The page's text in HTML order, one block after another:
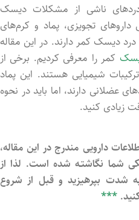
ناشی از مشکلات دیسک
تجویزی، پماد و کرم‌های
دیسک کمر دارند. در این مقاله
کمر را معرفی کردیم. برخی از
شیمیایی هستند. این پماد
عضلانی دارند، اما باید در نحوه
زیادی کنید.
دارویی مندرج در این مقاله،
شما نگاشتـه شد‌ه است. لذا از
شدت بپرهیزید و قبل از شروع
***